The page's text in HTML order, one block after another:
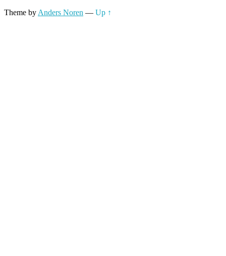
Theme by Anders Noren — Up ↑